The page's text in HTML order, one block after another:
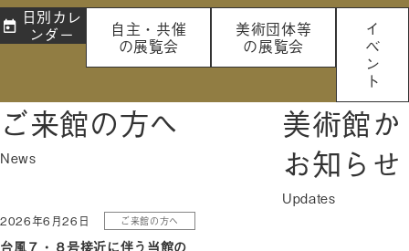
日別カレ
ンダー 自主・共催
の展覧会
美術団体等
の展覧会
イ
ベ
ン
ト
ご来館の方へ
2026年6月26日 ご来館の方へ
台風７・８号接近に伴う当館の
美術館
お知らせ